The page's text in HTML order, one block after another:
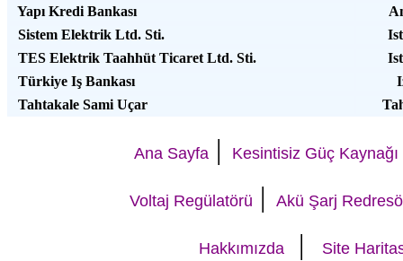
Yapı Kredi Bankası
Sistem Elektrik Ltd. Sti.
TES Elektrik Taahhüt Ticaret Ltd. Sti.
Türkiye Iş Bankası
Tahtakale Sami Uçar
Ana Sayfa | Kesintisiz Güç Kaynağı
Voltaj Regülatörü | Akü Şarj
Hakkımızda | Site